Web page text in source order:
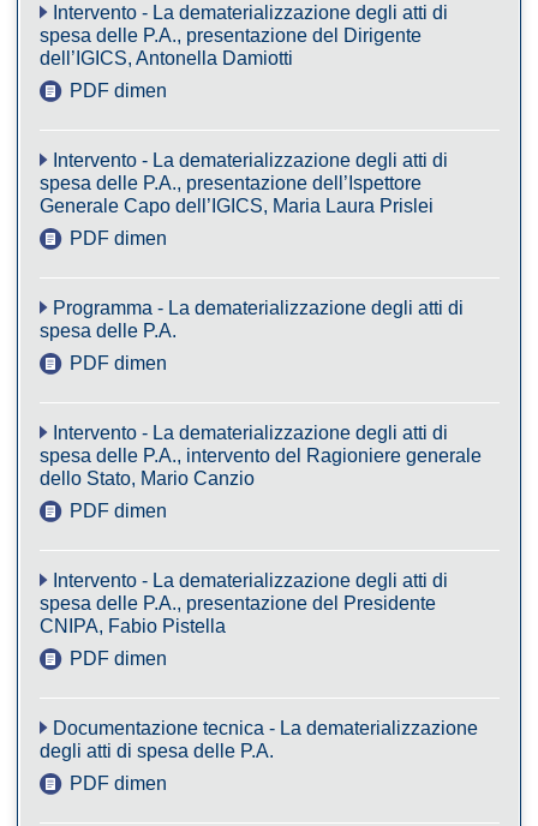
Intervento - La dematerializzazione degli atti di
spesa delle P.A., presentazione del Dirigente
dell’IGICS, Antonella Damiotti
PDF dimensione 425KB
Intervento - La dematerializzazione degli atti di
spesa delle P.A., presentazione dell’Ispettore
Generale Capo dell’IGICS, Maria Laura Prislei
PDF dimensione 380KB
Programma - La dematerializzazione degli atti di
spesa delle P.A.
PDF dimensione 119KB
Intervento - La dematerializzazione degli atti di
spesa delle P.A., intervento del Ragioniere generale
dello Stato, Mario Canzio
PDF dimensione 42KB
Intervento - La dematerializzazione degli atti di
spesa delle P.A., presentazione del Presidente
CNIPA, Fabio Pistella
PDF dimensione 34KB
Documentazione tecnica - La dematerializzazione
degli atti di spesa delle P.A.
PDF dimensione 1MB